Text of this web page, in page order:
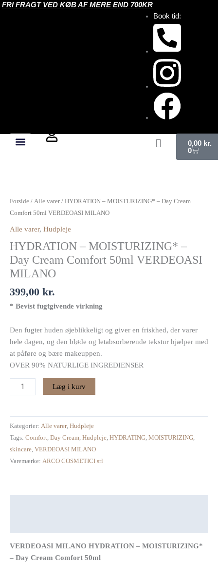
Gå
Book tid:
FRI FRAGT VED KØB AF MERE END 700KR
0,00 kr.
0
Forside / Alle varer/ HYDRATION – MOISTURIZING* – Day Cream
Comfort 50ml VERDEOASI MILANO
Alle varer, Hudpleje
HYDRATION – MOISTURIZING* –
Day Cream Comfort 50ml VERDEOASI
MILANO
399,00 kr.
* Bevist fugtgivende virkning
Den fugter huden øjeblikkeligt og giver en friskhed, der varer
hele dagen, og den bløde og letabsorberende tekstur hjælper med
at påføre og bære makeuppen.
OVER 90% NATURLIGE INGREDIENSER
MOISTURIZING*
-
Cream
Comfort
50ml
VERDEOASI
antal
Læg i kurv
Kategorier: Alle varer, Hudpleje
Tags: Comfort Day Cream Hudpleje HYDRATING MOISTURIZING
skincare VERDEOASI MILANO
Varemærke: ARCO COSMETICI srl
VERDEOASI MILANO HYDRATION – MOISTURIZING*
– Day Cream Comfort 50ml